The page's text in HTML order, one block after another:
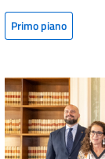
Primo piano